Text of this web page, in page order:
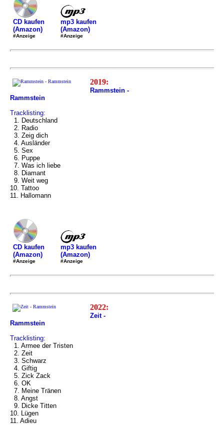
CD kaufen
(Amazon)
#Anzeige
mp3 kaufen
(Amazon)
#Anzeige
2019:
Rammstein -
Rammstein
Tracklisting:
1. Deutschland
2. Radio
3. Zeig dich
4. Ausländer
5. Sex
6. Puppe
7. Was ich liebe
8. Diamant
9. Weit weg
10. Tattoo
11. Hallomann
CD kaufen
(Amazon)
#Anzeige
mp3 kaufen
(Amazon)
#Anzeige
2022:
Zeit -
Rammstein
Tracklisting:
1. Armee der Tristen
2. Zeit
3. Schwarz
4. Giftig
5. Zick Zack
6. OK
7. Meine Tränen
8. Angst
9. Dicke Titten
10. Lügen
11. Adieu